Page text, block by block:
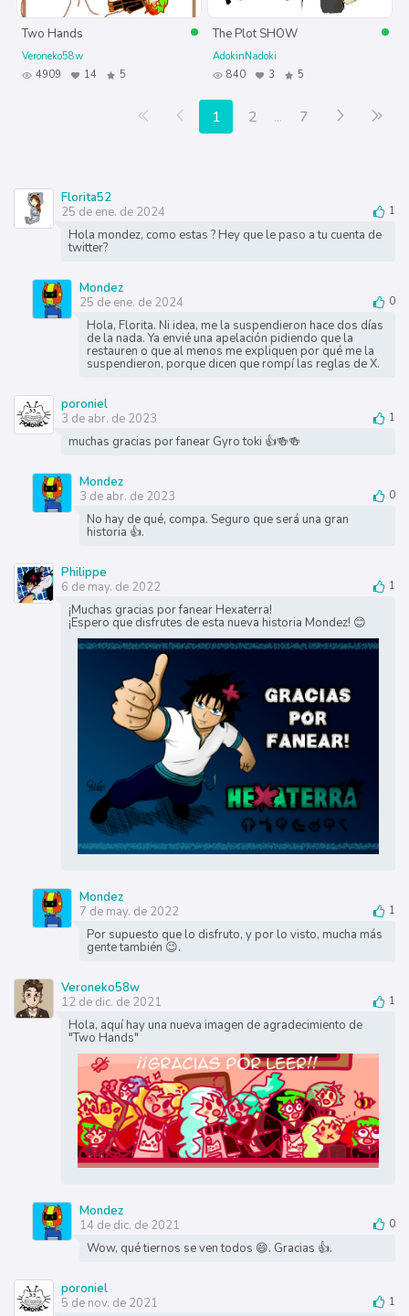
Two Hands
Veroneko58w
4909
14 5
The Plot SHOW
AdokinNadoki
840
3 5
Primera página
Anterior
1 2 ... 7 Siguiente
Florita52
25 de ene. de 2024
1
Hola mondez, como estas ? Hey que le paso a tu cuenta de
twitter?
Mondez
25 de ene. de 2024
0
Hola, Florita. Ni idea, me la suspendieron hace dos días
de la nada. Ya envié una apelación pidiendo que la
restauren o que al menos me expliquen por qué me la
suspendieron, porque dicen que rompí las reglas de X.
poroniel
3 de abr. de 2023
1
muchas gracias por fanear Gyro toki 👍🍻🍻
Mondez
3 de abr. de 2023
0
No hay de qué, compa. Seguro que será una gran
historia 👍.
Philippe
6 de may. de 2022
1
¡Muchas gracias por fanear Hexaterra!
¡Espero que disfrutes de esta nueva historia Mondez! 😊
Mondez
7 de may. de 2022
1
Por supuesto que lo disfruto, y por lo visto, mucha más
gente también 😉.
Veroneko58w
12 de dic. de 2021
1
Hola, aquí hay una nueva imagen de agradecimiento de
"Two Hands"
Mondez
14 de dic. de 2021
0
Wow, qué tiernos se ven todos 😄. Gracias 👍.
poroniel
5 de nov. de 2021
1